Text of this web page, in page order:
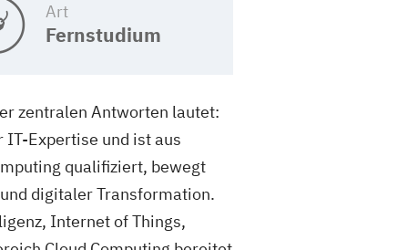
Art
Fernstudium
zentralen Antworten lautet:
Expertise und ist aus
qualifiziert, bewegt
digitaler Transformation.
Internet of Things,